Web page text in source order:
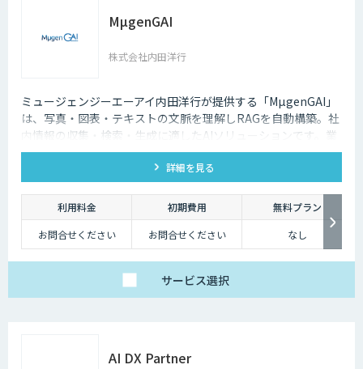
MµgenGAI
株式会社内田洋行
ミュージェンジーエーアイ内田洋行が提供する「MµgenGAI」
は、写真・図表・テキストの文脈を理解しRAGを自動構築。社
内情報の収集・検索・生成に適したAIソリューションです。業
種を問わず業務効率とナレッジ活用を支援します。
詳細を見る
利用料金 初期費用
無料プラン
お問合せください
お問合せください なし
サービス選択
AI DX Partner